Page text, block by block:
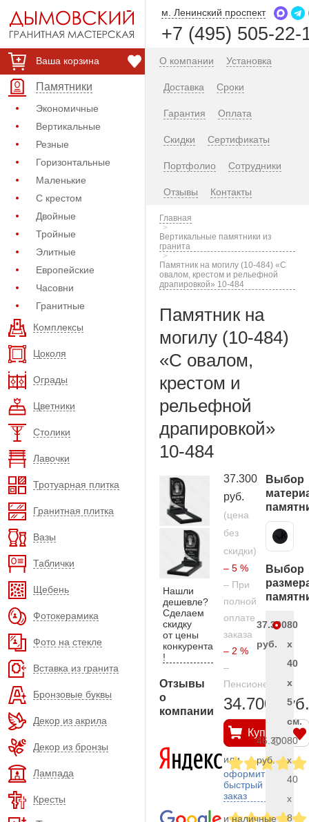
Ваша корзина
Памятники
Экономичные
Вертикальные
Резные
Горизонтальные
Маленькие
С крестом
Двойные
Тройные
Элитные
Европейские
Часовни
Гранитные
Комплексы
Цоколя
Ограды
Цветники
Столики
Лавочки
Тротуарная плитка
Гранитная плитка
Вазы
Таблички
Щебень
Фотокерамика
Фото на стекле
Вставка из гранита
Бронзовые буквы
Декор из акрила
Декор из бронзы
Лампада
Кресты
м. Ленинский проспект
+7 (495) 505-22-
О компании Установка
Доставка Сроки
Гарантия Оплата
Скидки Сертификаты
Портфолио Сотрудники
Отзывы Контакты
Главная
Вертикальные памятники из
гранита
Памятник на могилу (10-484) «С
овалом, крестом и рельефной
драпировкой» 10-484
Памятник на
могилу (10-484)
«С овалом,
крестом и
рельефной
драпировкой»
10-484
Нашли
дешевле?
Сделаем
скидку
от цены
конкурента
!
Отзывы
о
компании
37.300
руб.
(цена
без
скидки)
– 5 %
– При
полной
оплате
заказа
– 2 %
–
Пенсионерам
34.700 руб.
Купить
или
оформить
быстрый
заказ
и наличные
Выбор
Карельский гранит
Выбор
37.300
руб.
80
x
40
x
5
см.
46.300
руб.
80
x
40
x
8